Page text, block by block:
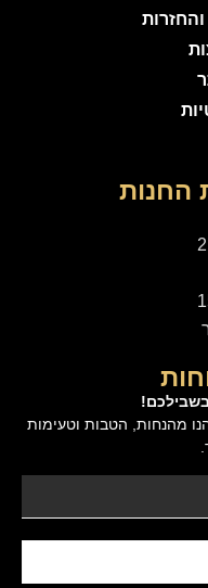
החנות
בשבילכם!
מהנחות, הטבות וטעימות